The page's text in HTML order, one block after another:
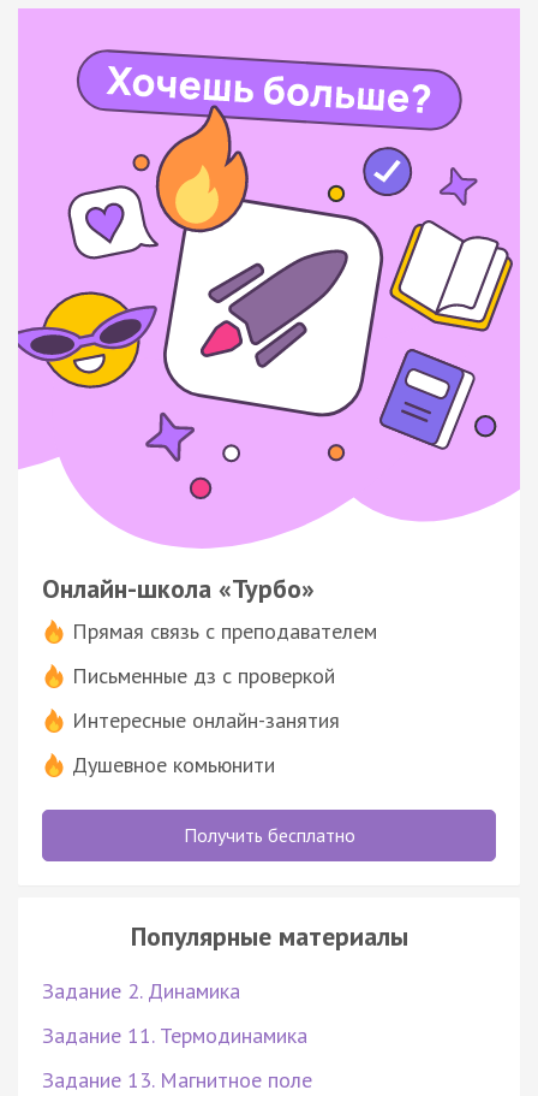
Онлайн-школа «Турбо»
Прямая связь с преподавателем
Письменные дз с проверкой
Интересные онлайн-занятия
Душевное комьюнити
Получить бесплатно
Популярные материалы
Задание 2. Динамика
Задание 11. Термодинамика
Задание 13. Магнитное поле